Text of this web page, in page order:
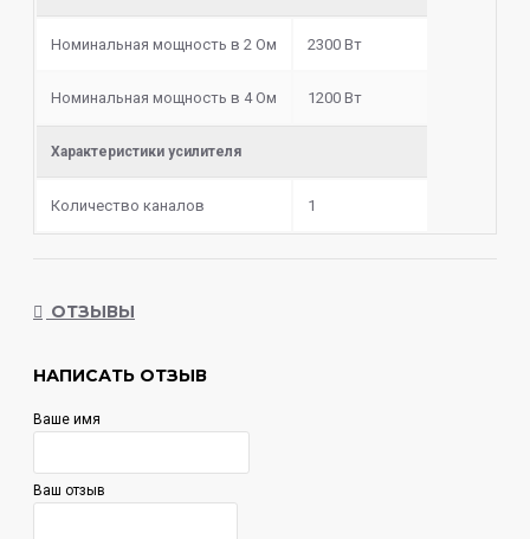
Номинальная мощность в 2 Ом 2300 Вт
Номинальная мощность в 4 Ом 1200 Вт
Характеристики усилителя
Количество каналов 1
ОТЗЫВЫ
НАПИСАТЬ ОТЗЫВ
Ваше имя
Ваш отзыв